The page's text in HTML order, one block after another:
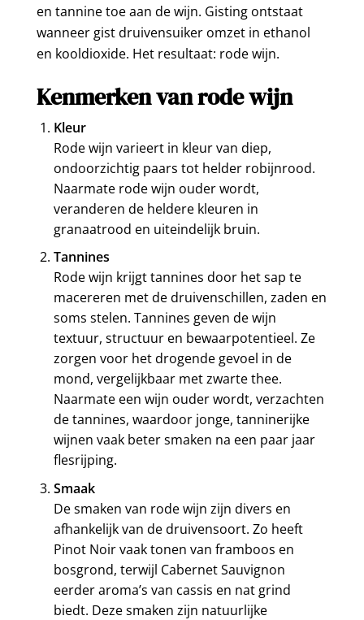
en tannine toe aan de wijn. Gisting ontstaat
wanneer gist druivensuiker omzet in ethanol
en kooldioxide. Het resultaat: rode wijn.
Kenmerken van rode wijn
Kleur
Rode wijn varieert in kleur van diep,
ondoorzichtig paars tot helder robijnrood.
Naarmate rode wijn ouder wordt,
veranderen de heldere kleuren in
granaatrood en uiteindelijk bruin.
Tannines
Rode wijn krijgt tannines door het sap te
macereren met de druivenschillen, zaden en
soms stelen. Tannines geven de wijn
textuur, structuur en bewaarpotentieel. Ze
zorgen voor het drogende gevoel in de
mond, vergelijkbaar met zwarte thee.
Naarmate een wijn ouder wordt, verzachten
de tannines, waardoor jonge, tanninerijke
wijnen vaak beter smaken na een paar jaar
flesrijping.
Smaak
De smaken van rode wijn zijn divers en
afhankelijk van de druivensoort. Zo heeft
Pinot Noir vaak tonen van framboos en
bosgrond, terwijl Cabernet Sauvignon
eerder aroma’s van cassis en nat grind
biedt. Deze smaken zijn natuurlijke